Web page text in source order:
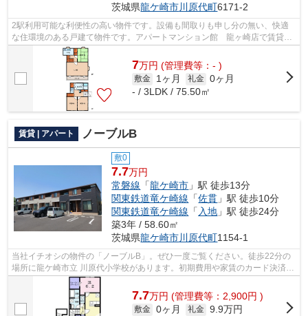
茨城県龍ケ崎市川原代町6171-2
2駅利用可能な利便性の高い物件です。設備も間取りも申し分の無い、快適
な住環境のある戸建て物件です。アパートマンション館 龍ヶ崎店で賃貸戸
建てをお探しなら、龍ケ崎市の関東鉄道...
7万円 (管理費等：- )
敷金 1ヶ月 礼金 0ヶ月
- / 3LDK / 75.50㎡
賃貸 | アパート ノーブルB
敷0
7.7万円
常磐線 「龍ケ崎市 」駅 徒歩13分
関東鉄道竜ケ崎線 「佐貫 」駅 徒歩10分
関東鉄道竜ケ崎線 「 入地 」駅 徒歩24分
築3年 / 58.60㎡
茨城県龍ケ崎市川原代町1154-1
当社イチオシの物件の「ノーブルB」。ぜひ一度ご覧ください。徒歩22分の
場所に龍ケ崎市立 川原代小学校があります。初期費用や家賃のカード決済
で、月々の支払の手間を省けます。目的...
7.7万円 (管理費等：2,900円 )
敷金 0ヶ月 礼金 9.9万円